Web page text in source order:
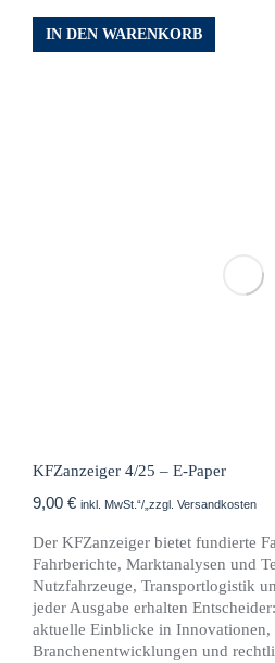
IN DEN WARENKORB
KFZanzeiger 4/25 – E-Paper
9,00 € inkl. MwSt.“/„zzgl. Versandkosten
Der KFZanzeiger bietet fundierte
Fahrberichte, Marktanalysen und
Nutzfahrzeuge, Transportlogistik
jeder Ausgabe erhalten
aktuelle Einblicke in Innovationen,
Branchenentwicklungen und